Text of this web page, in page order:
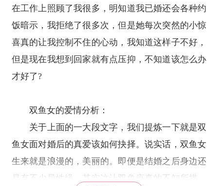
在工作上照顾了我很多，明知道我已婚还会各种约
饭暗示，我拒绝了很多次，但是她每次突然的小惊
喜真的让我控制不住的心动，我知道这样子不好，
但是现在我想到回家就有点压抑，不知道该怎么办
才好了?
双鱼女的爱情分析：
关于上面的一大段文字，我们提炼一下就是双
鱼女面对婚后的真爱该如何抉择。说实话，双鱼女
生来就是浪漫的，美丽的。即便是结婚之后身边还
是有不少异性缘。其实这让
双鱼座
真的不知所措，